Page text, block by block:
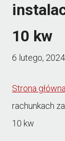
10 kw
6 lutego, 2024
Strona
rachunkach
10 kw